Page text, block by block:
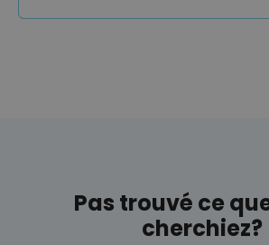
Pas trouvé ce
cherchiez?